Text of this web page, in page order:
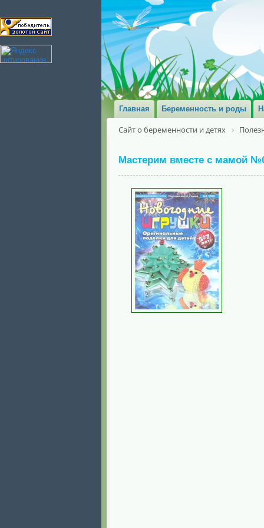
Главная Беременность и роды
Сайт о беременности и детях
Мастерим вместе с мамой